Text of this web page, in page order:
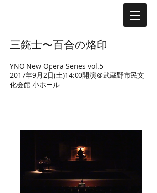
三銃士〜百合の烙印
YNO New Opera Series vol.5
2017年9月2日(土)14:00開演＠武蔵野市民文
化会館 小ホール